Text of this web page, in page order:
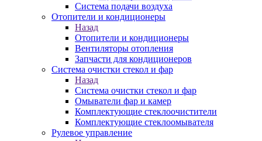
Система подачи воздуха
Отопители и кондиционеры
Назад
Отопители и кондиционеры
Вентиляторы отопления
Запчасти для кондиционеров
Система очистки стекол и фар
Назад
Система очистки стекол и фар
Омыватели фар и камер
Комплектующие стеклоочистители
Комплектующие стеклоомывателя
Рулевое управление